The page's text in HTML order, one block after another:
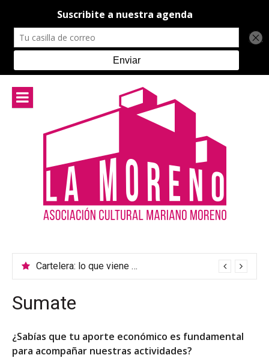
contenido
Cartelera: lo que viene en el teatro de La Moreno
Sumate
¿Sabías que tu aporte económico es fundamental
para acompañar nuestras actividades?